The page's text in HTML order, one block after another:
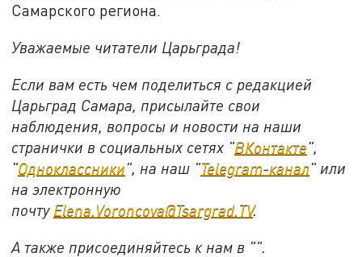
Самарского региона.
Уважаемые читатели Царьграда!
Если вам есть чем поделиться с редакцией
Царьград Самара, присылайте свои
наблюдения, вопросы и новости на наши
странички в социальных сетях "ВКонтакте",
"Одноклассники", на наш "Telegram-канал" или
на электронную
почту Elena.Voroncova@Tsargrad.TV.
А также присоединяйтесь к нам в "".